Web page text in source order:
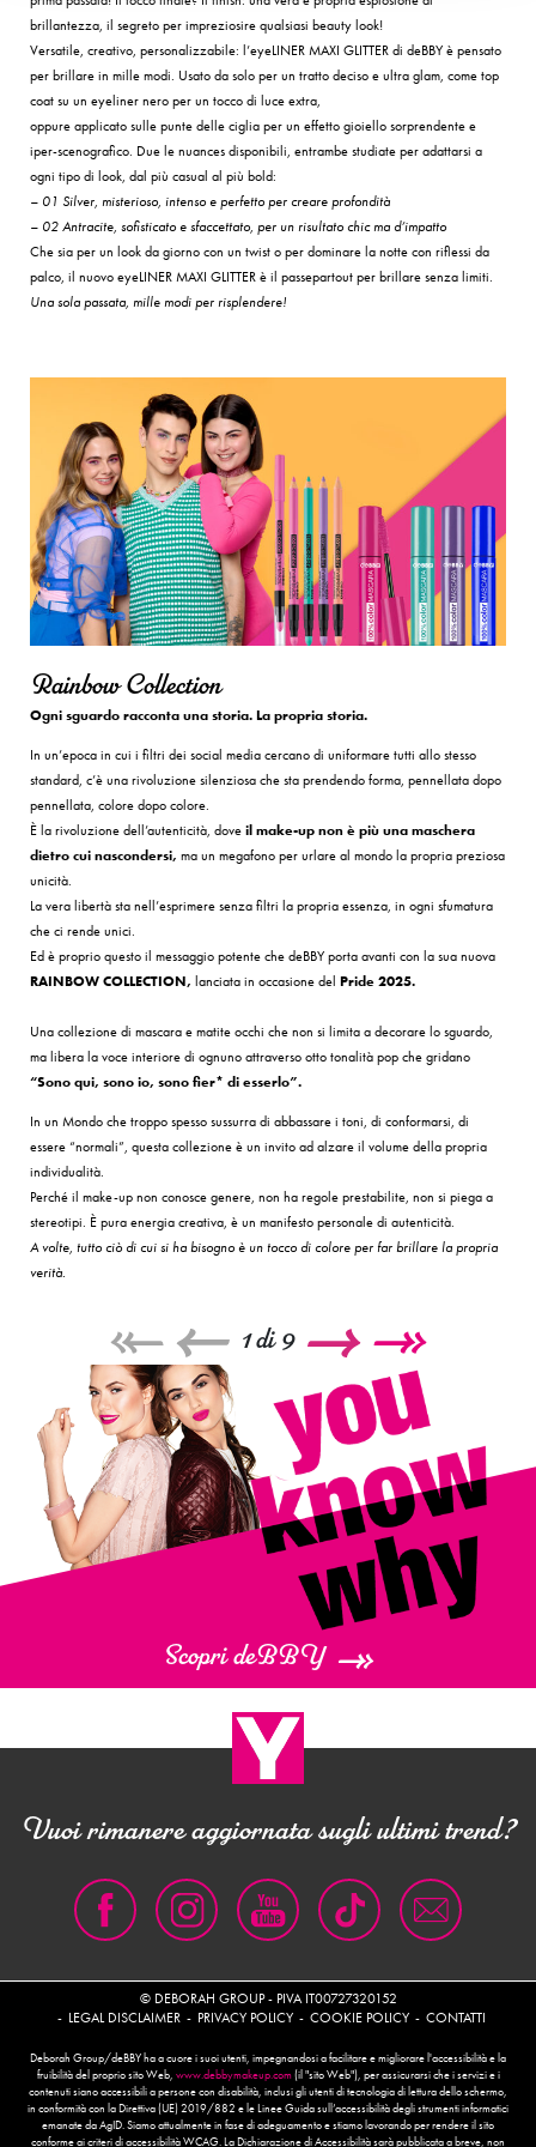
brillantezza, il segreto per impreziosire qualsiasi beauty look!
Versatile, creativo, personalizzabile: l’eyeLINER MAXI GLITTER di deBBY è pensato
per brillare in mille modi. Usato da solo per un tratto deciso e ultra glam, come top
coat su un eyeliner nero per un tocco di luce extra,
oppure applicato sulle punte delle ciglia per un effetto gioiello sorprendente e
iper-scenografico. Due le nuances disponibili, entrambe studiate per adattarsi a
ogni tipo di look, dal più casual al più bold:
– 01 Silver, misterioso, intenso e perfetto per creare profondità
– 02 Antracite, sofisticato e sfaccettato, per un risultato chic ma d’impatto
Che sia per un look da giorno con un twist o per dominare la notte con riflessi da
palco, il nuovo eyeLINER MAXI GLITTER è il passepartout per brillare senza limiti.
Una sola passata, mille modi per risplendere!
Rainbow Collection
Ogni sguardo racconta una storia. La propria storia.
In un’epoca in cui i filtri dei social media cercano di uniformare tutti allo stesso
standard, c’è una rivoluzione silenziosa che sta prendendo forma, pennellata dopo
pennellata, colore dopo colore.
È la rivoluzione dell’autenticità, doveil make-up non è più una maschera
dietro cui nascondersi, ma un megafono per urlare al mondo la propria preziosa
unicità.
La vera libertà sta nell’esprimere senza filtri la propria essenza, in ogni sfumatura
che ci rende unici.
Ed è proprio questo il messaggio potente che deBBY porta avanti con la sua nuova
RAINBOW COLLECTION, lanciata in occasione del Pride 2025.
Una collezione di mascara e matite occhi che non si limita a decorare lo sguardo,
ma libera la voce interiore di ognuno attraverso otto tonalità pop che gridano
“Sono qui, sono io, sono fier* di esserlo”.
In un Mondo che troppo spesso sussurra di abbassare i toni, di conformarsi, di
essere “normali”, questa collezione è un invito ad alzare il volume della propria
individualità.
Perché il make-up non conosce genere, non ha regole prestabilite, non si piega a
stereotipi. È pura energia creativa, è un manifesto personale di autenticità.
A volte, tutto ciò di cui si ha bisogno è un tocco di colore per far brillare la propria
verità.
1di 9
Scopri deBBY
Vuoi rimanere aggiornata sugli ultimi trend?
© DEBORAH GROUP - PIVA IT00727320152
LEGAL DISCLAIMER
PRIVACY POLICY COOKIE POLICY CONTATTI
Deborah Group/deBBY ha a cuore i suoi utenti, impegnandosi a facilitare e migliorare l'accessibilità e la
fruibilità del proprio sito Web, www.debbymakeup.com(il "sito Web"), per assicurarsi che i servizi e i
contenuti siano accessibili a persone con disabilità, inclusi gli utenti di tecnologia di lettura dello schermo,
in conformità con la Direttiva (UE) 2019/882 e le Linee Guida sull’accessibilità degli strumenti informatici
emanate da AgID. Siamo attualmente in fase di adeguamento e stiamo lavorando per rendere il sito
conforme ai criteri di accessibilità WCAG. La Dichiarazione di Accessibilità sarà pubblicata a breve, non